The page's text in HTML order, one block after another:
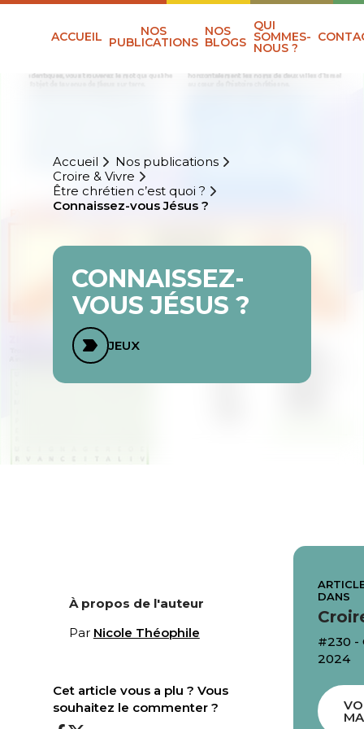
ACCUEIL NOS
PUBLICATIONS
NOS
BLOGS
QUI
SOMMES-
NOUS ?
Accueil
Nos publications
Croire & Vivre
Être chrétien c’est quoi ?
Connaissez-vous Jésus ?
CONNAISSEZ-
VOUS JÉSUS ?
JEUX
À propos de l'auteur
Par Nicole Théophile
Cet article vous a plu ? Vous
souhaitez le commenter ?
DANS
#230 -
2024